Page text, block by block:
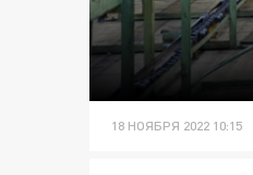
18 НОЯБРЯ 2022 10:15